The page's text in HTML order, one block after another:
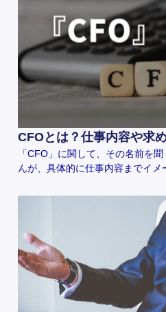
CFOとは？仕事内容や求
「CFO」に関して、その名前を
んが、具体的に仕事内容までイ